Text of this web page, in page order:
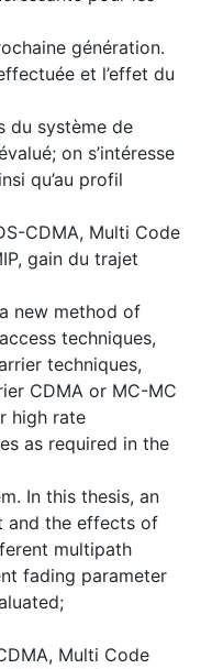
génération.
et l’effet du
du système de
on s’intéresse
qu’au profil
CDMA, Multi Code
gain du trajet
new method of
techniques,
techniques,
CDMA or MC-MC
high rate
as required in the
In this thesis, an
and the effects of
multipath
fading parameter
Multi Code